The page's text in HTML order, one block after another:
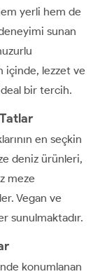
yerli hem de
sunan
içinde, lezzet ve
bir tercih.
en seçkin
deniz ürünleri,
meze
Vegan ve
sunulmaktadır.
konumlanan